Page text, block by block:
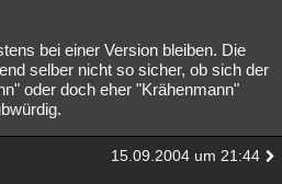
bei einer Version bleiben. Die
selber nicht so sicher, ob sich der
oder doch eher "Krähenmann"
15.09.2004 um 21:44